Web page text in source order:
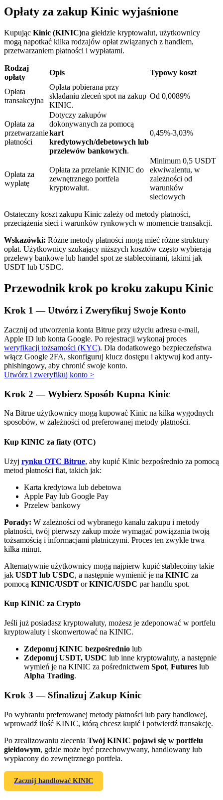
Ekskluzywne inwestycje dla posiadaczy BTR
Pożyczki
Usługa pożyczek wspieranych kryptowalutami
Automatyczna inwestycja
Zdobądź długoterminowy zysk i elastyczne zainteresowania
Naucz się stakingu
Bitruści Partnerzy
Afiliaci Bitrue
Aż do 65% prowizji!
Polecaj
Zaproś przyjaciela, aby otrzymać nagrody pieniężne
Deposit CASHCAT & Win
Opłaty za zakup Kinic wyjaśnione
Kupując Kinic (KINIC)na giełdzie kryptowalut, użytkownicy
mogą napotkać kilka rodzajów opłat związanych z handlem,
przetwarzaniem płatności i wypłatami.
Rodzaj
opłaty
Opis Typowy koszt
Opłata
transakcyjna
Opłata pobierana przy
składaniu zleceń spot na zakup
KINIC.
Od 0,0089%
Opłata za
przetwarzanie
płatności
Dotyczy zakupów
dokonywanych za pomocą
kart
kredytowych/debetowych lub
przelewów bankowych.
0,45%-3,03%
Opłata za
wypłatę
Opłata za przelanie KINIC do
zewnętrznego portfela
kryptowalut.
Minimum 0,5 USDT
ekwiwalentu, w
zależności od
warunków
sieciowych
Ostateczny koszt zakupu Kinic zależy od metody płatności,
przeciążenia sieci i warunków rynkowych w momencie transakcji.
Wskazówki: Różne metody płatności mogą mieć różne struktury
opłat. Użytkownicy szukający niższych kosztów często wybierają
przelewy bankowe lub handel spot ze stablecoinami, takimi jak
USDT lub USDC.
Przewodnik krok po kroku zakupu Kinic
Krok 1 —Utwórz i Zweryfikuj Swoje Konto
Zacznij od utworzenia konta Bitrue przy użyciu adresu e-mail,
Apple ID lub konta Google. Po rejestracji wykonaj proces
weryfikacji tożsamości (KYC). Dla dodatkowego bezpieczeństwa
włącz Google 2FA, skonfiguruj klucz dostępu i aktywuj kod anty-
phishingowy, aby chronić swoje konto.
Utwórz i zweryfikuj konto >
Krok 2 — Wybierz Sposób Kupna Kinic
Na Bitrue użytkownicy mogą kupować Kinic na kilka wygodnych
sposobów, w zależności od preferowanej metody płatności.
Kup KINIC za fiaty (OTC)
Użyj rynku OTC Bitrue, aby kupić Kinic bezpośrednio za pomocą
metod płatności fiat, takich jak:
Karta kredytowa lub debetowa
Apple Pay lub Google Pay
Przelew bankowy
Porady: W zależności od wybranego kanału zakupu i metody
płatności, twój pierwszy zakup może wymagać powiązania twoją
tożsamością i informacjami płatniczymi. Proces ten zwykle trwa
kilka minut.
Alternatywnie użytkownicy mogą najpierw kupić stablecoiny takie
jak USDT lub USDC, a następnie wymienić je na KINIC za
pomocą KINIC/USDT orKINIC/USDC par handlu spot.
Kup KINIC za Crypto
Jeśli już posiadasz kryptowaluty, możesz je zdeponować w portfelu
kryptowaluty i skonwertować na KINIC.
Zdeponuj KINIC bezpośrednio lub
Zdeponuj USDT, USDC lub inne kryptowaluty, a następnie
wymień je na KINIC za pośrednictwem Spot, Futures lub
Alpha Trading.
Krok 3 — Sfinalizuj Zakup Kinic
Po wybraniu preferowanej metody płatności lub pary handlowej,
wprowadź ilość KINIC, którą chcesz kupić i potwierdź transakcję.
Po zrealizowaniu zlecenia Twój KINIC pojawi się w portfelu
giełdowym, gdzie może być przechowywany, handlowany lub
wypłacony do zewnętrznego portfela.
Zacznij handlować KINIC